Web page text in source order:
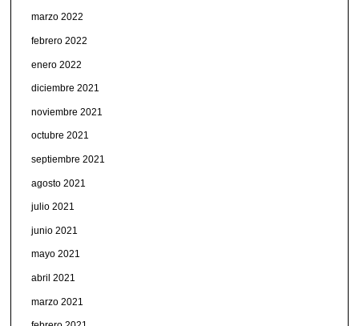
marzo 2022
febrero 2022
enero 2022
diciembre 2021
noviembre 2021
octubre 2021
septiembre 2021
agosto 2021
julio 2021
junio 2021
mayo 2021
abril 2021
marzo 2021